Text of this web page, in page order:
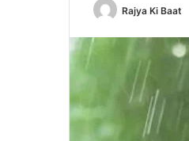
Rajya Ki Baat